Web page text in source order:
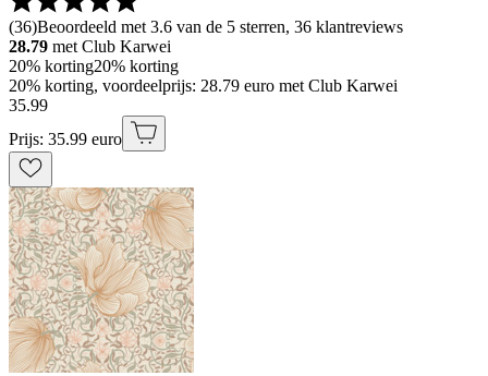
(36)Beoordeeld met 3.6 van de 5 sterren, 36 klantreviews
28.79 met Club Karwei
20% korting20% korting
20% korting, voordeelprijs: 28.79 euro met Club Karwei
35.99
Prijs: 35.99 euro